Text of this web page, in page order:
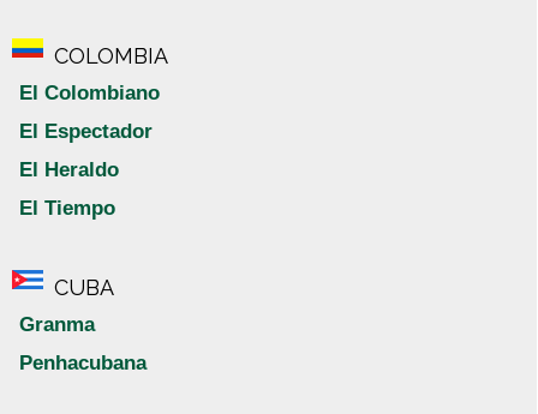
COLOMBIA
El Colombiano
El Espectador
El Heraldo
El Tiempo
CUBA
Granma
Penhacubana